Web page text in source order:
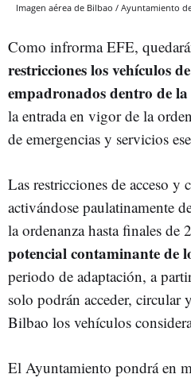
Imagen aérea de Bilbao / Ayuntamiento
Como infrorma EFE,
restricciones los vehículos
empadronados dentro de
la entrada en vigor de la
de emergencias y servicios
Las restricciones de acceso y
activándose paulatinamente
la ordenanza hasta finales de
potencial contaminante de
periodo de adaptación, a
solo podrán acceder, circular
Bilbao los vehículos
El Ayuntamiento pondrá en